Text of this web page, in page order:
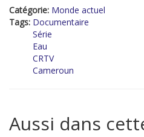
Catégorie: Monde actuel
Tags: Documentaire
Série
Eau
CRTV
Cameroun
Aussi dans